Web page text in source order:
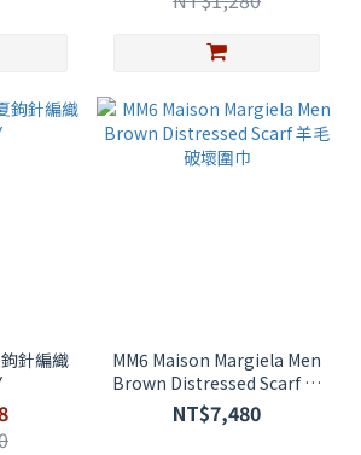
針編織
MM6 Maison Margiela Men
Brown Distressed Scarf 羊
毛破壞圍巾
NT$7,480